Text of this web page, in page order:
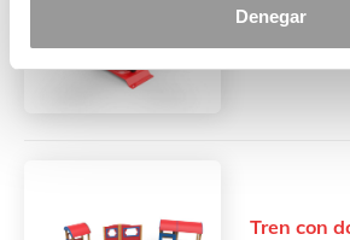
Denegar
Muelle
Ver
Tren con